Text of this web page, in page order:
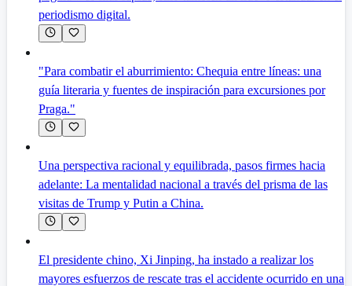
periodismo digital.
"Para combatir el aburrimiento: Chequia entre líneas: una
guía literaria y fuentes de inspiración para excursiones por
Praga."
Una perspectiva racional y equilibrada, pasos firmes hacia
adelante: La mentalidad nacional a través del prisma de las
visitas de Trump y Putin a China.
El presidente chino, Xi Jinping, ha instado a realizar los
mayores esfuerzos de rescate tras el accidente ocurrido en una